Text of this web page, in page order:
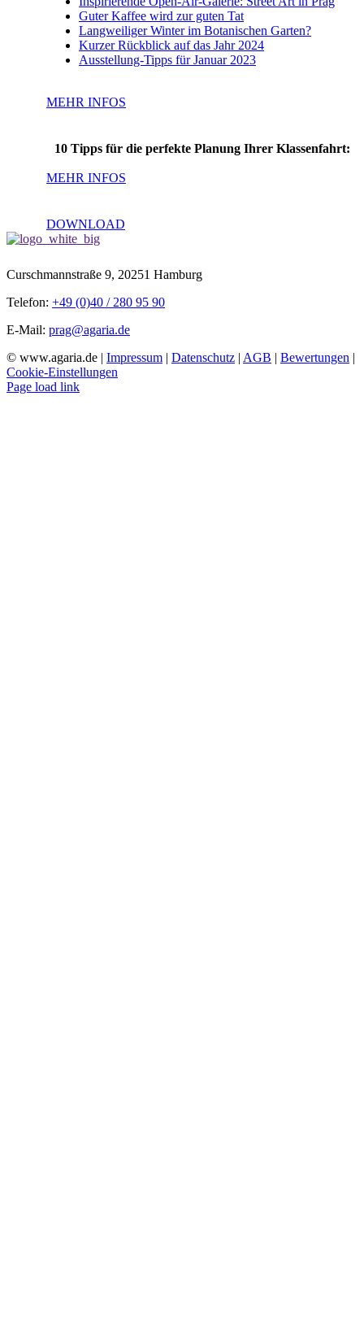
Guter Kaffee wird zur guten Tat
Langweiliger Winter im Botanischen Garten?
Kurzer Rückblick auf das Jahr 2024
Ausstellung-Tipps für Januar 2023
MEHR INFOS
10 Tipps für die perfekte Planung Ihrer Klassenfahrt:
MEHR INFOS
DOWNLOAD
Curschmannstraße 9, 20251 Hamburg
Telefon: +49 (0)40 / 280 95 90
E-Mail: prag@agaria.de
© www.agaria.de | Impressum | Datenschutz | AGB | Bewertungen |
Cookie-Einstellungen
Page load link